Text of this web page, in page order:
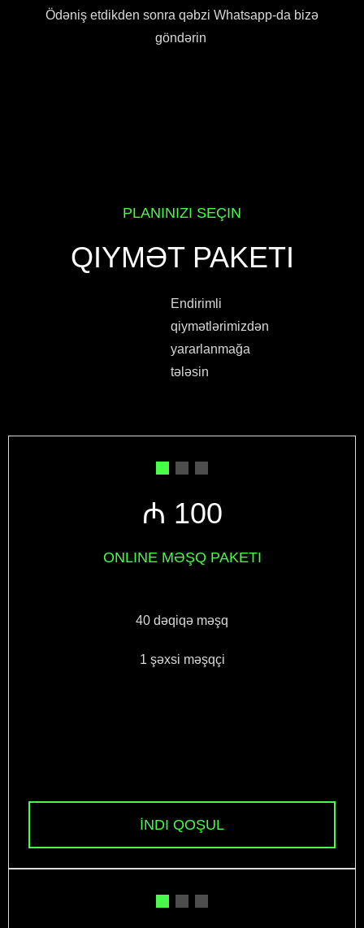
Ödəniş etdikden sonra qəbzi Whatsapp-da bizə
göndərin
PLANINIZI SEÇIN
QIYMƏT PAKETI
Endirimli
qiymətlərimizdən
yararlanmağa
tələsin
₼ 100
ONLINE MƏŞQ PAKETI
40 dəqiqə məşq
1 şəxsi məşqçi
İNDI QOŞUL